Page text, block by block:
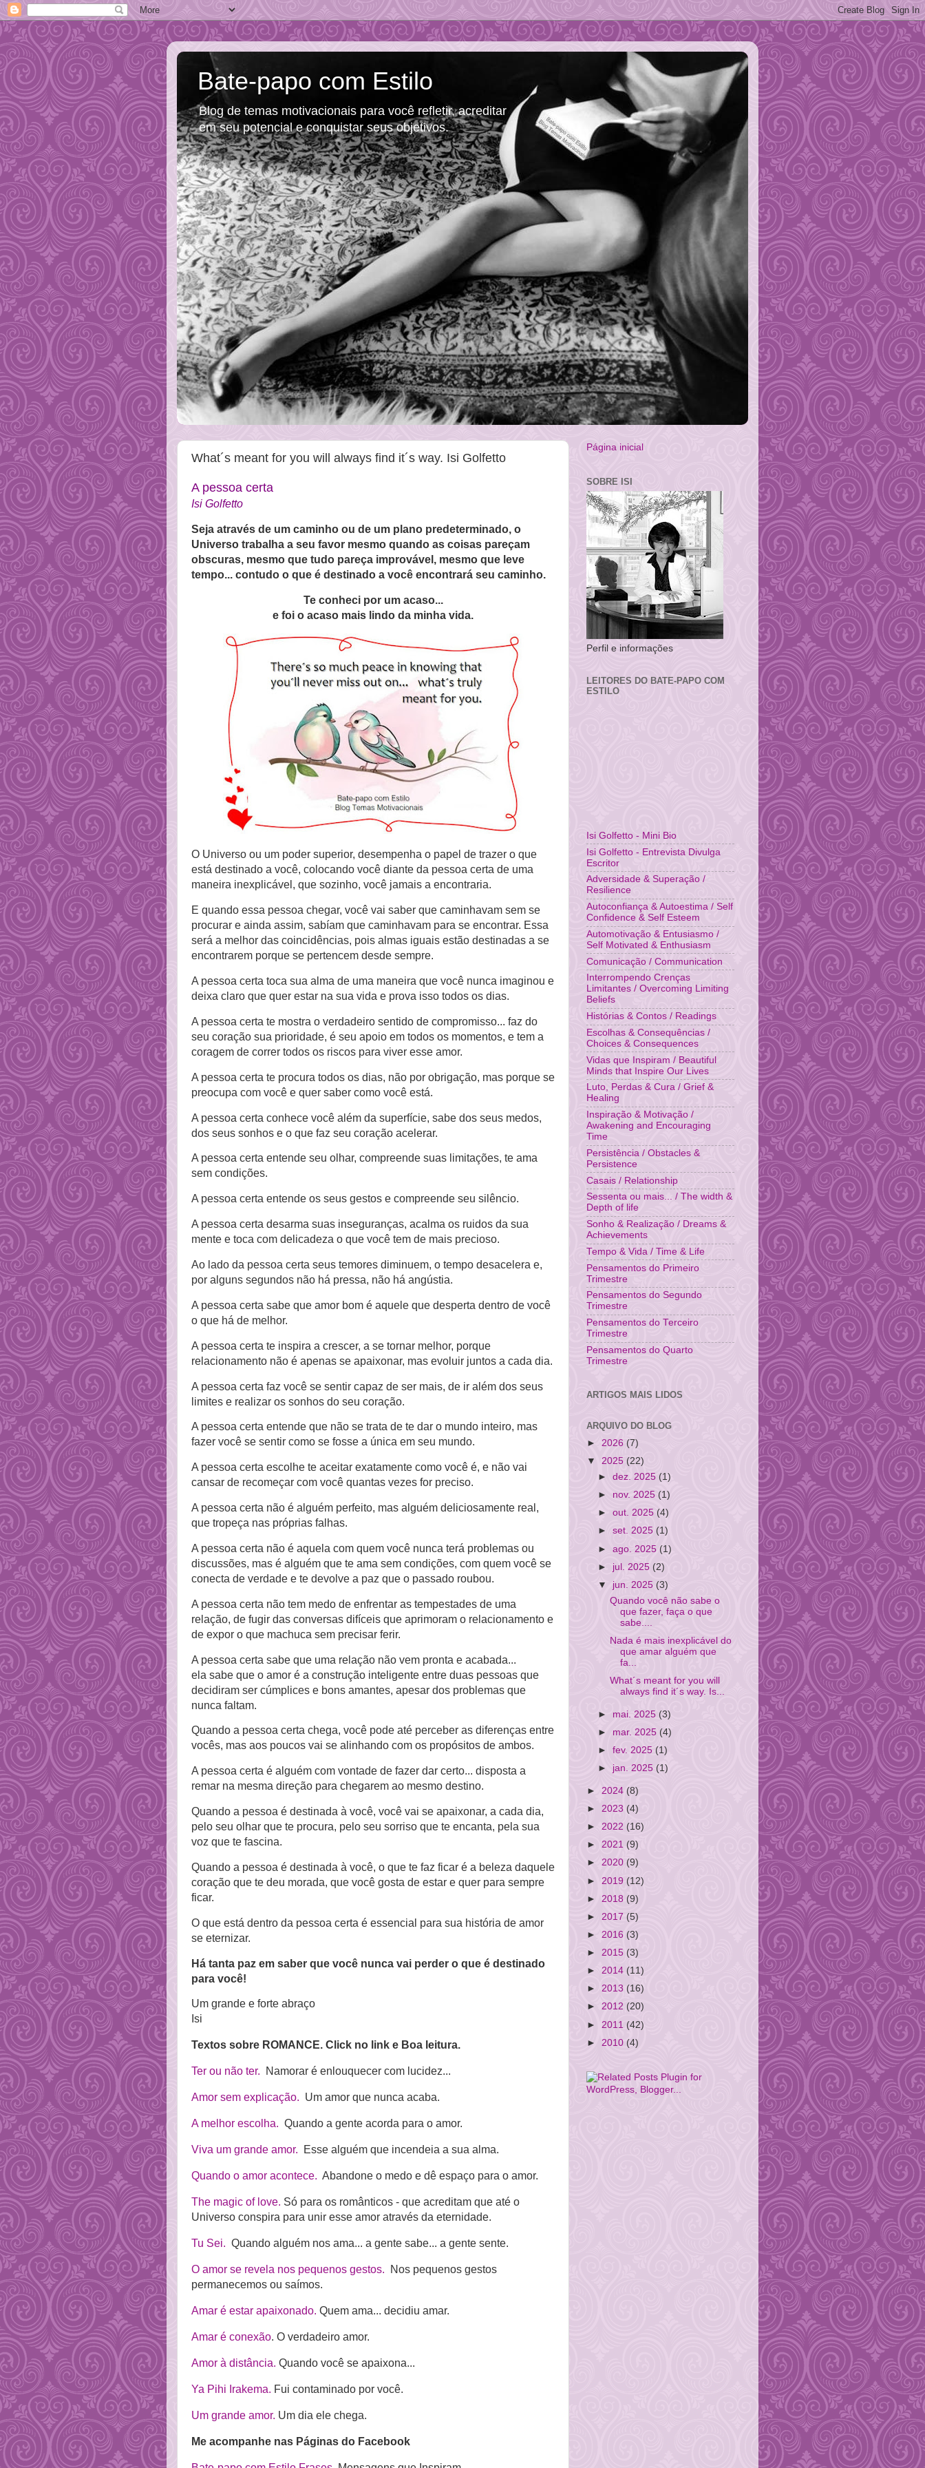
Bate-papo com Estilo
Blog de temas motivacionais para você refletir, acreditar
em seu potencial e conquistar seus objetivos.
What´s meant for you will always find it´s way. Isi Golfetto
A pessoa certa
Isi Golfetto
Seja através de um caminho ou de um plano predeterminado, o
Universo trabalha a seu favor mesmo quando as coisas pareçam
obscuras, mesmo que tudo pareça improvável, mesmo que leve
tempo... contudo o que é destinado a você encontrará seu caminho.
Te conheci por um acaso...
e foi o acaso mais lindo da minha vida.
O Universo ou um poder superior, desempenha o papel de trazer o que
está destinado a você, colocando você diante da pessoa certa de uma
maneira inexplicável, que sozinho, você jamais a encontraria.
E quando essa pessoa chegar, você vai saber que caminhavam sem se
procurar e ainda assim, sabíam que caminhavam para se encontrar. Essa
será a melhor das coincidências, pois a lmas iguais estão destinadas a se
encontrarem porque se pertencem desde sempre.
A pessoa certa toca sua alma de uma maneira que você nunca imaginou e
deixa claro que quer estar na sua vida e prova isso todos os dias.
A pessoa certa te mostra o verdadeiro sentido de compromisso... faz do
seu coração sua prioridade, é seu apoio em todos os momentos, e tem a
coragem de correr todos os riscos para viver esse amor.
A pessoa certa te procura todos os dias, não por obrigação, mas porque se
preocupa com você e quer saber como você está.
A pessoa certa conhece você além da superfície, sabe dos seus medos,
dos seus sonhos e o que faz seu coração acelerar.
A pessoa certa entende seu olhar, compreende suas limitações, te ama
sem condições.
A pessoa certa entende os seus gestos e compreende seu silêncio.
A pessoa certa desarma suas inseguranças, acalma os ruidos da sua
mente e toca com delicadeza o que você tem de mais precioso.
Ao lado da pessoa certa seus temores diminuem, o tempo desacelera e,
por alguns segundos não há pressa, não há angústia.
A pessoa certa sabe que amor bom é aquele que desperta dentro de você
o que há de melhor.
A pessoa certa te inspira a crescer, a se tornar melhor, porque
relacionamento não é apenas se apaixonar, mas evoluir juntos a cada dia.
A pessoa certa faz você se sentir capaz de ser mais, de ir além dos seus
limites e realizar os sonhos do seu coração.
A pessoa certa entende que não se trata de te dar o mundo inteiro, mas
fazer você se sentir como se fosse a única em seu mundo.
A pessoa certa escolhe te aceitar exatamente como você é, e não vai
cansar de recomeçar com você quantas vezes for preciso.
A pessoa certa não é alguém perfeito, mas alguém deliciosamente real,
que tropeça nas próprias falhas.
A pessoa certa não é aquela com quem você nunca terá problemas ou
discussões, mas é alguém que te ama sem condições, com quem você se
conecta de verdade e te devolve a paz que o passado roubou.
A pessoa certa não tem medo de enfrentar as tempestades de uma
relação, de fugir das conversas difíceis que aprimoram o relacionamento e
de expor o que machuca sem precisar ferir.
A pessoa certa sabe que uma relação não vem pronta e acabada...
ela sabe que o amor é a construção inteligente entre duas pessoas que
decidiram ser cúmplices e bons amantes, apesar dos problemas que
nunca faltam.
Quando a pessoa certa chega, você pode até perceber as diferenças entre
vocês, mas aos poucos vai se alinhando com os propósitos de ambos.
A pessoa certa é alguém com vontade de fazer dar certo... disposta a
remar na mesma direção para chegarem ao mesmo destino.
Quando a pessoa é destinada à você, você vai se apaixonar, a cada dia,
pelo seu olhar que te procura, pelo seu sorriso que te encanta, pela sua
voz que te fascina.
Quando a pessoa é destinada à você, o que te faz ficar é a beleza daquele
coração que te deu morada, que você gosta de estar e quer para sempre
ficar.
O que está dentro da pessoa certa é essencial para sua história de amor
se eternizar.
Há tanta paz em saber que você nunca vai perder o que é destinado
para você!
Um grande e forte abraço
Isi
Textos sobre ROMANCE. Click no link e Boa leitura.
Ter ou não ter. Namorar é enlouquecer com lucidez...
Amor sem explicação. Um amor que nunca acaba.
A melhor escolha. Quando a gente acorda para o amor.
Viva um grande amor. Esse alguém que incendeia a sua alma.
Quando o amor acontece. Abandone o medo e dê espaço para o amor.
The magic of love. Só para os românticos - que acreditam que até o
Universo conspira para unir esse amor através da eternidade.
Tu Sei. Quando alguém nos ama... a gente sabe... a gente sente.
O amor se revela nos pequenos gestos. Nos pequenos gestos
permanecemos ou saímos.
Amar é estar apaixonado. Quem ama... decidiu amar.
Amar é conexão. O verdadeiro amor.
Amor à distância. Quando você se apaixona...
Ya Pihi Irakema. Fui contaminado por você.
Um grande amor. Um dia ele chega.
Me acompanhe nas Páginas do Facebook
Página inicial
SOBRE ISI
Perfil e informações
LEITORES DO BATE-PAPO COM
ESTILO
Isi Golfetto - Mini Bio
Isi Golfetto - Entrevista Divulga
Escritor
Adversidade & Superação /
Resilience
Autoconfiança & Autoestima / Self
Confidence & Self Esteem
Automotivação & Entusiasmo /
Self Motivated & Enthusiasm
Comunicação / Communication
Interrompendo Crenças
Limitantes / Overcoming Limiting
Beliefs
Histórias & Contos / Readings
Escolhas & Consequências /
Choices & Consequences
Vidas que Inspiram / Beautiful
Minds that Inspire Our Lives
Luto, Perdas & Cura / Grief &
Healing
Inspiração & Motivação /
Awakening and Encouraging
Time
Persistência / Obstacles &
Persistence
Casais / Relationship
Sessenta ou mais... / The width &
Depth of life
Sonho & Realização / Dreams &
Achievements
Tempo & Vida / Time & Life
Pensamentos do Primeiro
Trimestre
Pensamentos do Segundo
Trimestre
Pensamentos do Terceiro
Trimestre
Pensamentos do Quarto
Trimestre
ARTIGOS MAIS LIDOS
ARQUIVO DO BLOG
► 2026 (7)
▼ 2025 (22)
►dez. 2025(1)
► nov. 2025 (1)
►out. 2025 (4)
►set. 2025 (1)
►ago. 2025 (1)
► jul. 2025 (2)
▼ jun. 2025(3)
Quando você não sabe o
que fazer, faça o que
sabe....
Nada é mais inexplicável do
que amar alguém que
fa...
What´s meant for you will
always find it´s way. Is...
► mai. 2025(3)
► mar. 2025(4)
►fev. 2025 (1)
► jan. 2025(1)
► 2024 (8)
► 2023 (4)
► 2022 (16)
► 2021 (9)
► 2020 (9)
► 2019 (12)
► 2018 (9)
► 2017 (5)
► 2016 (3)
► 2015 (3)
► 2014 (11)
► 2013 (16)
► 2012 (20)
► 2011 (42)
► 2010 (4)